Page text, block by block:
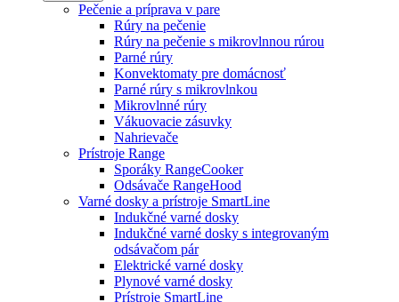
Pečenie a príprava v pare
Rúry na pečenie
Rúry na pečenie s mikrovlnnou rúrou
Parné rúry
Konvektomaty pre domácnosť
Parné rúry s mikrovlnkou
Mikrovlnné rúry
Vákuovacie zásuvky
Nahrievače
Prístroje Range
Sporáky RangeCooker
Odsávače RangeHood
Varné dosky a prístroje SmartLine
Indukčné varné dosky
Indukčné varné dosky s integrovaným
odsávačom pár
Elektrické varné dosky
Plynové varné dosky
Prístroje SmartLine